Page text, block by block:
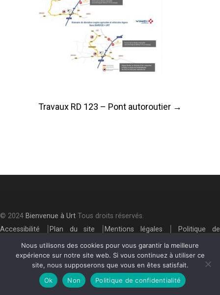
Post
Travaux RD 123 – Pont autoroutier →
© 2024 Bienvenue à Urt Tous droits réservés.
Accessibilité
Plan du site Mentions légales
Politique de
confidentialité
Nous utilisons des cookies pour vous garantir la meilleure
expérience sur notre site web. Si vous continuez à utiliser ce
site, nous supposerons que vous en êtes satisfait.
Ok
Non Politique de confidentialité